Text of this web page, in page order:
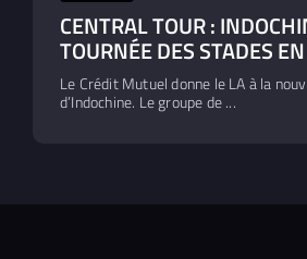
CENTRAL TOUR :
TOURNÉE DES STADES
Le Crédit Mutuel donne le LA à la
d’Indochine. Le groupe de ...